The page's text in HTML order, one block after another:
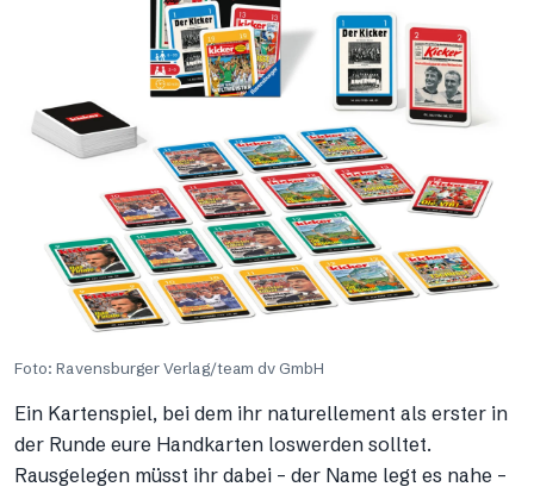
Foto: Ravensburger Verlag/team dv GmbH
Ein Kartenspiel, bei dem ihr naturellement als erster in
der Runde eure Handkarten loswerden solltet.
Rausgelegen müsst ihr dabei – der Name legt es nahe –